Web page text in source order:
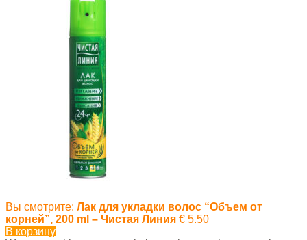
Вы смотрите: Лак для укладки волос “Объем от
корней”, 200 ml – Чистая Линия € 5.50
В корзину